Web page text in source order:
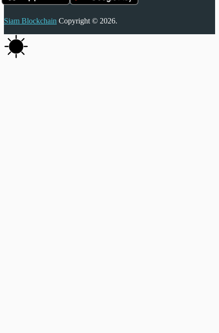
Siam Blockchain Copyright © 2026.